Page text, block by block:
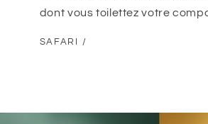
dont vous toilettez votre
SAFARI /